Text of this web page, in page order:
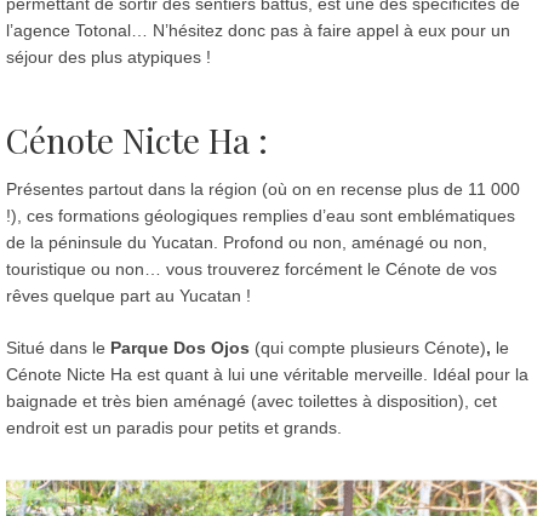
permettant de sortir des sentiers battus, est une des spécificités de
l’agence Totonal… N’hésitez donc pas à faire appel à eux pour un
séjour des plus atypiques !
Cénote Nicte Ha :
Présentes partout dans la région (où on en recense plus de 11 000
!), ces formations géologiques remplies d’eau sont emblématiques
de la péninsule du Yucatan. Profond ou non, aménagé ou non,
touristique ou non… vous trouverez forcément le Cénote de vos
rêves quelque part au Yucatan !
Situé dans le Parque Dos Ojos (qui compte plusieurs Cénote), le
Cénote Nicte Ha est quant à lui une véritable merveille. Idéal pour la
baignade et très bien aménagé (avec toilettes à disposition), cet
endroit est un paradis pour petits et grands.